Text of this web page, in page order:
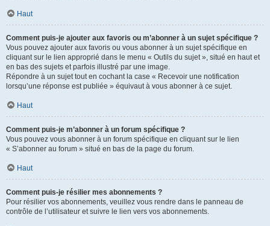
Haut
Comment puis-je ajouter aux favoris ou m’abonner à un sujet spécifique ?
Vous pouvez ajouter aux favoris ou vous abonner à un sujet spécifique en
cliquant sur le lien approprié dans le menu « Outils du sujet », situé en haut et
en bas des sujets et parfois illustré par une image.
Répondre à un sujet tout en cochant la case « Recevoir une notification
lorsqu’une réponse est publiée » équivaut à vous abonner à ce sujet.
Haut
Comment puis-je m’abonner à un forum spécifique ?
Vous pouvez vous abonner à un forum spécifique en cliquant sur le lien
« S’abonner au forum » situé en bas de la page du forum.
Haut
Comment puis-je résilier mes abonnements ?
Pour résilier vos abonnements, veuillez vous rendre dans le panneau de
contrôle de l’utilisateur et suivre le lien vers vos abonnements.